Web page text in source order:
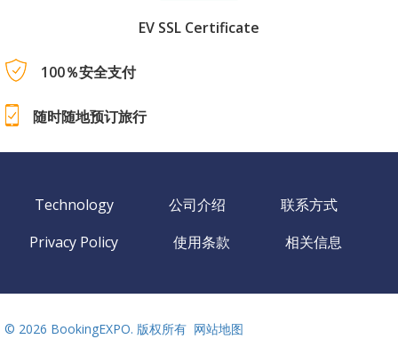
EV SSL Certificate
100％安全支付
随时随地预订旅行
Technology 公司介绍
联系方式
Privacy Policy
使用条款 相关信息
© 2026 BookingEXPO. 版权所有 网站地图